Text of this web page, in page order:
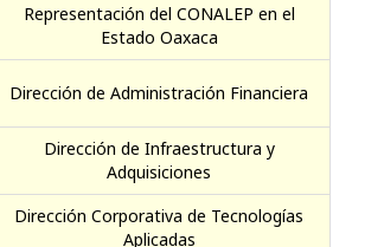
Representación del CONALEP en el
Estado Oaxaca
Dirección de Administración Financiera
Dirección de Infraestructura y
Adquisiciones
Dirección Corporativa de Tecnologías
Aplicadas